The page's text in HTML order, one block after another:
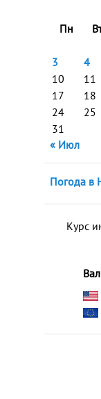
Пн
3
4
10
11
17
18
24
25
31
« Июл
Погода в
Курс